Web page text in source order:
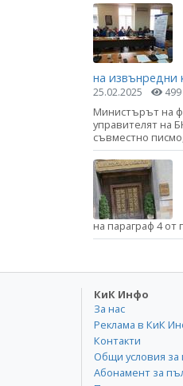
на извънредни
25.02.2025 499
Министърът на
управителят на
съвместно
на параграф 4 от
КиК Инфо
За нас
Реклама в КиК
Контакти
Общи условия за
Абонамент за